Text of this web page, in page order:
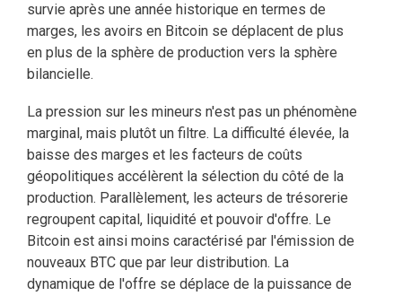
survie après une année historique en termes de
marges, les avoirs en Bitcoin se déplacent de plus
en plus de la sphère de production vers la sphère
bilancielle.
La pression sur les mineurs n'est pas un phénomène
marginal, mais plutôt un filtre. La difficulté élevée, la
baisse des marges et les facteurs de coûts
géopolitiques accélèrent la sélection du côté de la
production. Parallèlement, les acteurs de trésorerie
regroupent capital, liquidité et pouvoir d'offre. Le
Bitcoin est ainsi moins caractérisé par l'émission de
nouveaux BTC que par leur distribution. La
dynamique de l'offre se déplace de la puissance de